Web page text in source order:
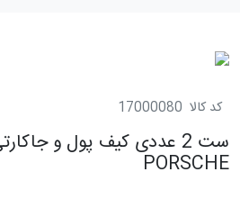
کد کالا 17000080
ست 2 عددی کیف پول و
PORSCHE